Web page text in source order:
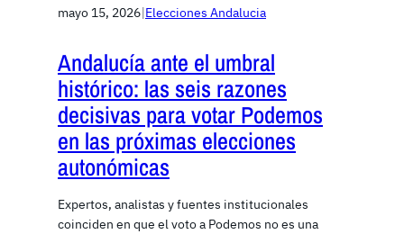
mayo 15, 2026|Elecciones Andalucia
Andalucía ante el umbral
histórico: las seis razones
decisivas para votar Podemos
en las próximas elecciones
autonómicas
Expertos, analistas y fuentes institucionales
coinciden en que el voto a Podemos no es una